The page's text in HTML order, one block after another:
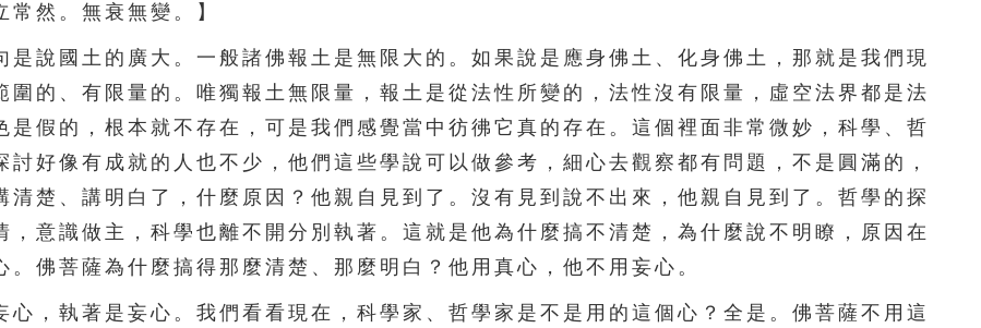
121 122 123 124 125
126 127 128 129 130
131 132 133 134 135
136 137 138 139 140
146 147 148 149 150
然。無衰無變。】
國土的廣大。一般諸佛報土是無限大的。如果說是應身佛土、化身佛土，那就是我們現
的、有限量的。唯獨報土無限量，報土是從法性所變的，法性沒有限量，虛空法界都是法
假的，根本就不存在，可是我們感覺當中彷彿它真的存在。這個裡面非常微妙，科學、哲
好像有成就的人也不少，他們這些學說可以做參考，細心去觀察都有問題，不是圓滿的，
楚、講明白了，什麼原因？他親自見到了。沒有見到說不出來，他親自見到了。哲學的探
意識做主，科學也離不開分別執著。這就是他為什麼搞不清楚，為什麼說不明瞭，原因在
佛菩薩為什麼搞得那麼清楚、那麼明白？他用真心，他不用妄心。
執著是妄心。我們看看現在，科學家、哲學家是不是用的這個心？全是。佛菩薩不用這